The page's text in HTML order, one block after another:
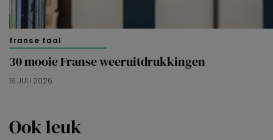
franse taal
30 mooie Franse weeruitdrukkingen
16 JULI 2026
Ook leuk